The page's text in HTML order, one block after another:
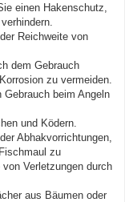
einen Hakenschutz,
Reichweite von
dem Gebrauch
zu vermeiden.
beim Angeln
und Ködern.
Abhakvorrichtungen,
zu
Verletzungen durch
aus Bäumen oder